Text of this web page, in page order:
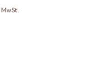
MwSt.